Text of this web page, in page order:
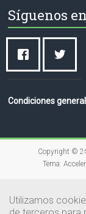
Síguenos
Condiciones
Copyright ©
Tema:
Utilizamos